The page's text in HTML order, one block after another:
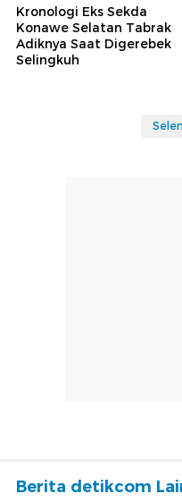
Kronologi Eks Sekda
Konawe Selatan Tabrak
Adiknya Saat Digerebek
Selingkuh
Berita detikcom